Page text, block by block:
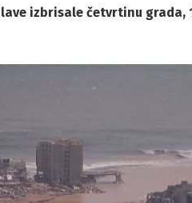
izbrisale četvrtinu